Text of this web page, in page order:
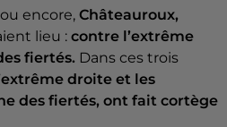
ou encore, Châteauroux,
lieu : contre l’extrême
fiertés. Dans ces trois
droite et les
des fiertés, ont fait cortège